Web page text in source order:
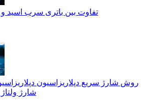
تفاوت بین باتری سرب اسید و
روش شارژ سریع دپلاریزاسیون
شارژ